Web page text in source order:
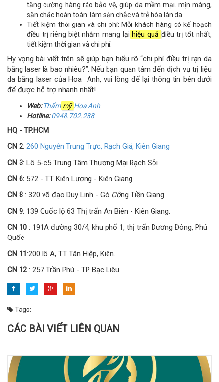
tăng cường hàng rào bảo vệ, giúp da mềm mại, mịn màng,
săn chắc hoàn toàn. làm săn chắc và trẻ hóa làn da.
Tiết kiệm thời gian và chi phí: Mỗi khách hàng có kế hoạch
điều trị riêng biệt nhằm mang lại hiệu quả điều trị tốt nhất,
tiết kiệm thời gian và chi phí.
Hy vọng bài viết trên sẽ giúp bạn hiểu rõ “chi phí điều trị rạn da
bằng laser là bao nhiêu?”. Nếu bạn quan tâm đến dịch vụ trị liệu
da bằng laser của Hoa Anh, vui lòng để lại thông tin bên dưới
để được hỗ trợ nhanh nhất!
Web:Thẩm mỹHoa Anh
Hotline: 0948.702.288
HQ - TP.HCM
CN 2: 260 Nguyễn Trung Trực, Rạch Giá, Kiên Giang
CN 3: Lô 5-c5 Trung Tâm Thương Mại Rạch Sỏi
CN 6: 572 - TT Kiên Lương - Kiên Giang
CN 8 : 320 võ đạo Duy Linh - Gò Công Tiền Giang
CN 9: 139 Quốc lộ 63 Thị trấn An Biên - Kiên Giang.
CN 10 : 191A đường 30/4, khu phố 1, thị trấn Dương Đông, Phú
Quốc
CN 11:200 lô A, TT Tân Hiệp, Kiên.
CN 12: 257 Trần Phú - TP Bạc Liêu
Tags:
CÁC BÀI VIẾT LIÊN QUAN